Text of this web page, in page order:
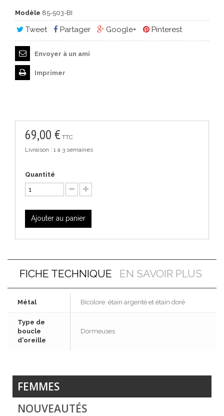
Modèle 85-503-BI
Tweet Partager Google+ Pinterest
Envoyer à un ami
Imprimer
69,00 € TTC
Livraison : 1 à 3 semaines
Quantité
Ajouter au panier
FICHE TECHNIQUE EN SAVOIR PLUS
Métal Bicolore: étain argenté et étain doré
Type de
boucle
d'oreille
Dormeuses
FEMMES
NOUVEAUTÉS